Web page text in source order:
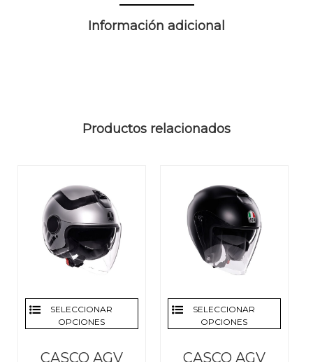
Información adicional
Productos relacionados
SELECCIONAR
OPCIONES
CASCO AGV
SELECCIONAR
OPCIONES
CASCO AGV